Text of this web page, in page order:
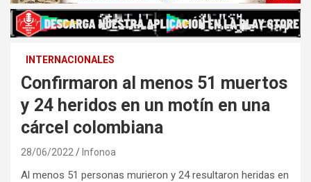
INTERNACIONALES
Confirmaron al menos 51 muertos
y 24 heridos en un motín en una
cárcel colombiana
28/06/2022 Infonoa
Al menos 51 personas murieron y 24 resultaron heridas en